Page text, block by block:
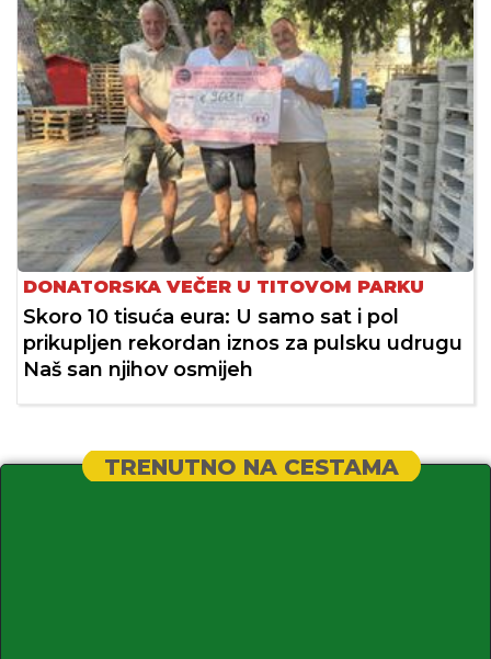
DONATORSKA VEČER U TITOVOM PARKU
Skoro 10 tisuća eura: U samo sat i pol
prikupljen rekordan iznos za pulsku udrugu
Naš san njihov osmijeh
TRENUTNO NA CESTAMA